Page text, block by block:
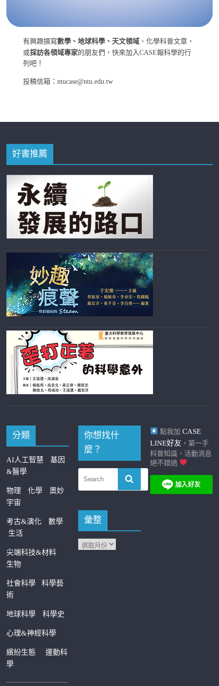
有興趣撰寫數學、地球科學、天文領域 、化學科普文章，
或採訪各領域專家的朋友們，快來加入CASE報科學的行
列吧！
投稿信箱：ntucase@ntu.edu.tw
好書推薦
分類
AI人工智慧
基因
&醫學
物理 化學
奧妙
宇宙
考古&演化
數學
生活
尖端科技&材料
生物
社會科學科學藝
術
地球科學 科學史
心理&神經科學
繽紛生態運動科
學
—————————
你想找什
麼？
彙整
點我加 CASE
LINE好友 ，第一手
科普知識、活動消息
絕不錯過